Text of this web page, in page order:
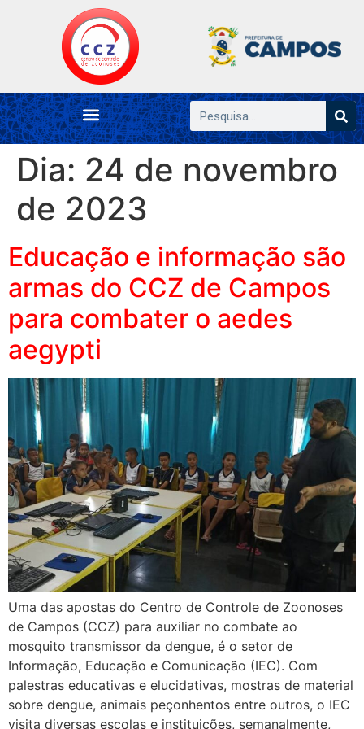
Dia: 24 de novembro
de 2023
Educação e informação são
armas do CCZ de Campos
para combater o aedes
aegypti
Uma das apostas do Centro de Controle de Zoonoses
de Campos (CCZ) para auxiliar no combate ao
mosquito transmissor da dengue, é o setor de
Informação, Educação e Comunicação (IEC). Com
palestras educativas e elucidativas, mostras de material
sobre dengue, animais peçonhentos entre outros, o IEC
visita diversas escolas e instituições, semanalmente,